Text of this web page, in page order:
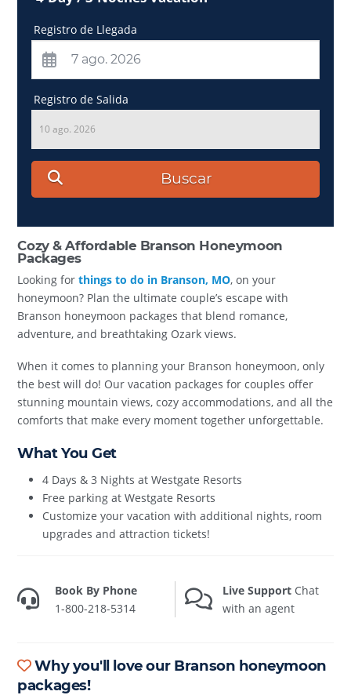
Registro de Llegada
Registro de Salida
10 ago. 2026
Buscar
Cozy & Affordable Branson Honeymoon
Packages
Looking forthings to do in Branson, MO, on your
honeymoon? Plan the ultimate couple’s escape with
Branson honeymoon packages that blend romance,
adventure, and breathtaking Ozark views.
When it comes to planning your Branson honeymoon, only
the best will do! Our vacation packages for couples offer
stunning mountain views, cozy accommodations, and all the
comforts that make every moment together unforgettable.
What You Get
4 Days & 3 Nights at Westgate Resorts
Free parking at Westgate Resorts
Customize your vacation with additional nights, room
upgrades and attraction tickets!
Book By Phone
1-800-218-5314
Live Support Chat
with an agent
Why you'll love our Branson honeymoon
packages!